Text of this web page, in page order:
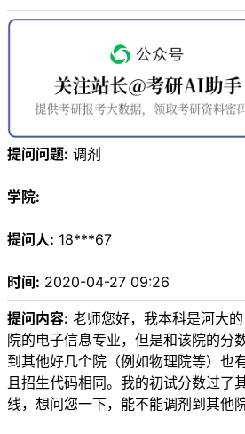
提问问题: 调剂
学院:
提问人: 18***67
时间: 2020-04-27 09:26
提问内容: 老师您好，我本科是河大
院的电子信息专业，但是和该院的分
到其他好几个院（例如物理院等）也
且招生代码相同。我的初试分数过了
线，想问您一下，能不能调剂到其他